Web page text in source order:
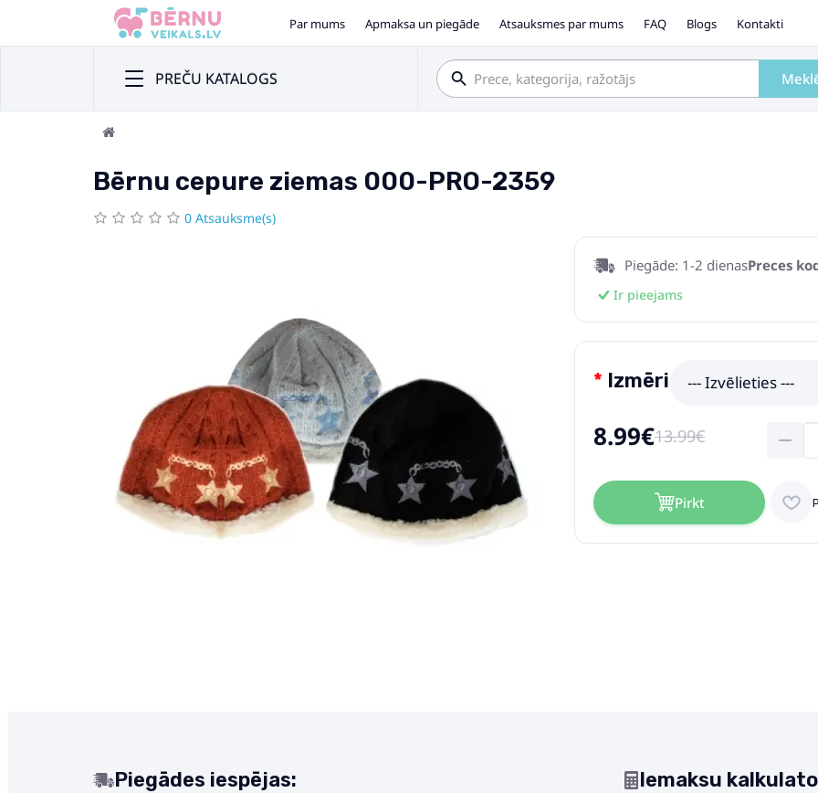
Par mums Apmaksa un piegāde Atsauksmes par mums FAQ Blogs Kontakti
PREČU KATALOGS
Bērnu cepure ziemas 000-PRO-2359
0 Atsauksme(s)
Piegāde: 1-2 dienasPreces
Ir pieejams
Izmēri --- Izvēlieties ---
8.99€13.99€
Pirkt
Piegādes iespējas: Iemaksu